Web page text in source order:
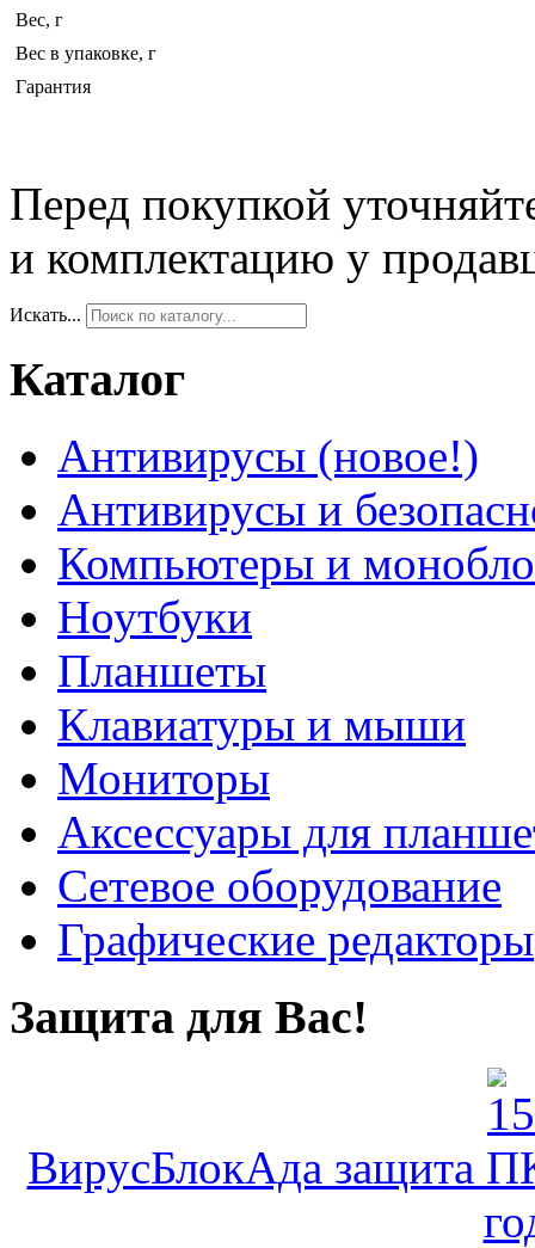
Вес, г
Вес в упаковке, г
Гарантия
Перед покупкой
и комплектацию у
Искать...
Каталог
Антивирусы (новое!)
Антивирусы и
Компьютеры и
Ноутбуки
Планшеты
Клавиатуры и мыши
Мониторы
Аксессуары для
Сетевое оборудование
Графические редакторы
Защита для Вас!
ВирусБлокАда защита